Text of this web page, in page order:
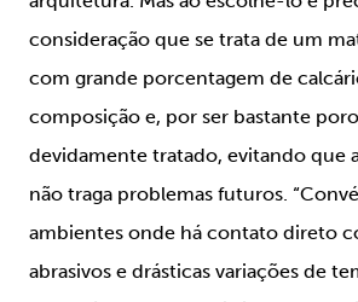
consideração que se trata de um
com grande porcentagem de
composição e, por ser bastante
devidamente tratado, evitando que
não traga problemas futuros.
ambientes onde há contato direto
abrasivos e drásticas variações de